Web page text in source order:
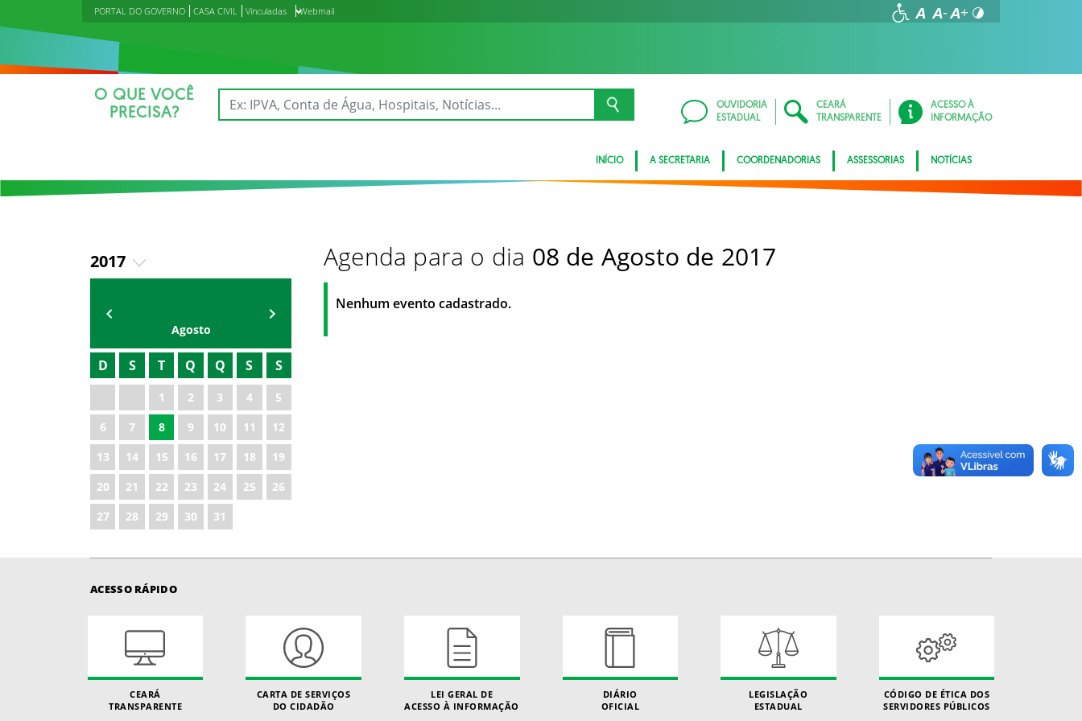
PORTAL DO GOVERNO CASA CIVIL Vinculadas Webmail
O QUE VOCÊ
PRECISA?
OUVIDORIA
ESTADUAL
CEARÁ
TRANSPARENTE
ACESSO À
INFORMAÇÃO
INÍCIO A SECRETARIA COORDENADORIAS ASSESSORIAS NOTÍCIAS
2017
2019
2020
2021
2022
2023
2024
2025
2026
Agosto
D S T Q Q S S
1 2 3 4
5
6
7 8 9 10 11
12
13
14 15 16 17 18
19
20
21 22 23 24 25
26
27
28 29 30 31
Agenda para o dia 08 de Agosto de 2017
Nenhum evento cadastrado.
ACESSO RÁPIDO
CEARÁ
TRANSPARENTE
CARTA DE SERVIÇOS
DO CIDADÃO
LEI GERAL DE
ACESSO À INFORMAÇÃO
DIÁRIO
OFICIAL
LEGISLAÇÃO
ESTADUAL
CÓDIGO DE ÉTICA DOS
SERVIDORES PÚBLICOS